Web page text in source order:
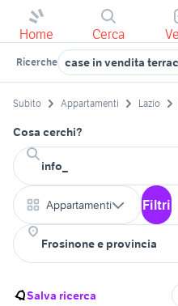
Home Cerca
Ricerche case in vendita
Subito Appartamenti Lazio
Cosa cerchi?
Appartamenti Filtri
Salva ricerca